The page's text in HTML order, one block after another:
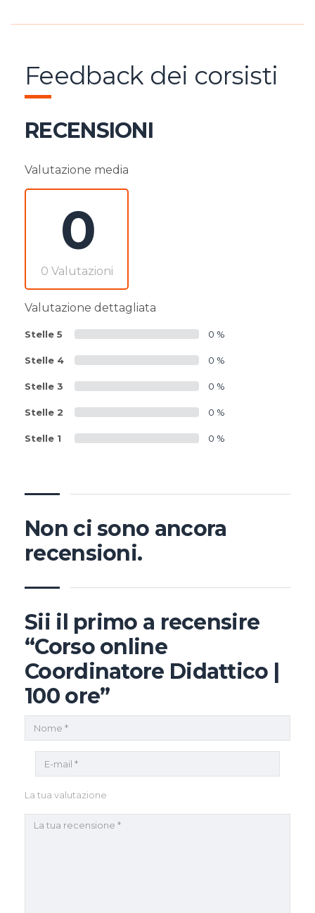
Feedback dei corsisti
RECENSIONI
Valutazione media
0
0 Valutazioni
Valutazione dettagliata
Stelle 5 0 %
Stelle 4 0 %
Stelle 3 0 %
Stelle 2 0 %
Stelle 1 0 %
Non ci sono ancora
recensioni.
Sii il primo a recensire
“Corso online
Coordinatore Didattico |
100 ore”
La tua valutazione